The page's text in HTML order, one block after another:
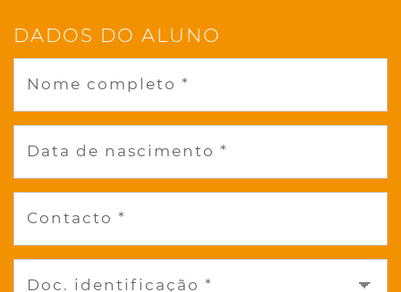
DADOS DO ALUNO
Nome completo *
Data de nascimento *
Contacto *
Doc. identificação *